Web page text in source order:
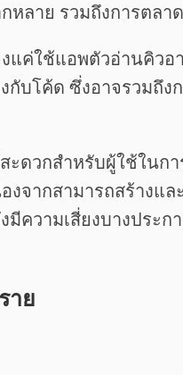
ลาย รวมถึงการตล
งแค่ใช้แอพตัวอ่านคิ
บโค้ด ซึ่งอาจรวมถึ
ะดวกสำหรับผู้ใช้ในก
งจากสามารถสร้าง
มีความเสี่ยงบางปร
าย